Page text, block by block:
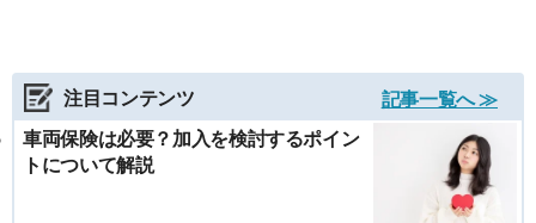
注目コンテンツ
記事一覧へ ≫
車両保険は必要？加入を検討するポイン
トについて解説